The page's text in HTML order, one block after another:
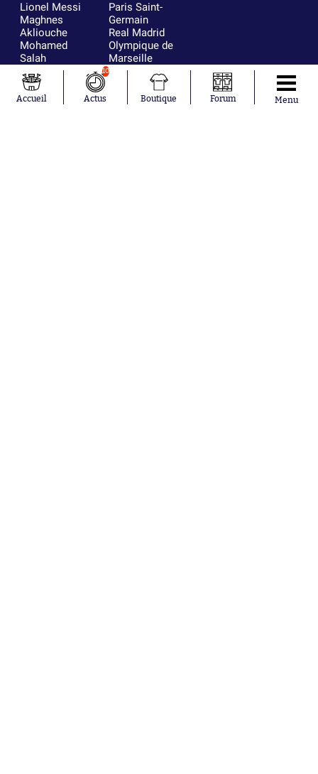
Lionel Messi
Maghnes
Akliouche
Mohamed
Salah
Neymar
Julián Álvarez
Ferrán Torres
Paris Saint-
Germain
Real Madrid
Olympique de
Marseille
FIFA
FC Barcelone
Argentine
Accueil
10
Actus Boutique Forum Menu